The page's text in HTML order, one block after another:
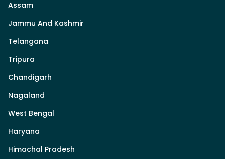
Assam
Jammu And Kashmir
Telangana
Tripura
Chandigarh
Nagaland
West Bengal
Haryana
Himachal Pradesh